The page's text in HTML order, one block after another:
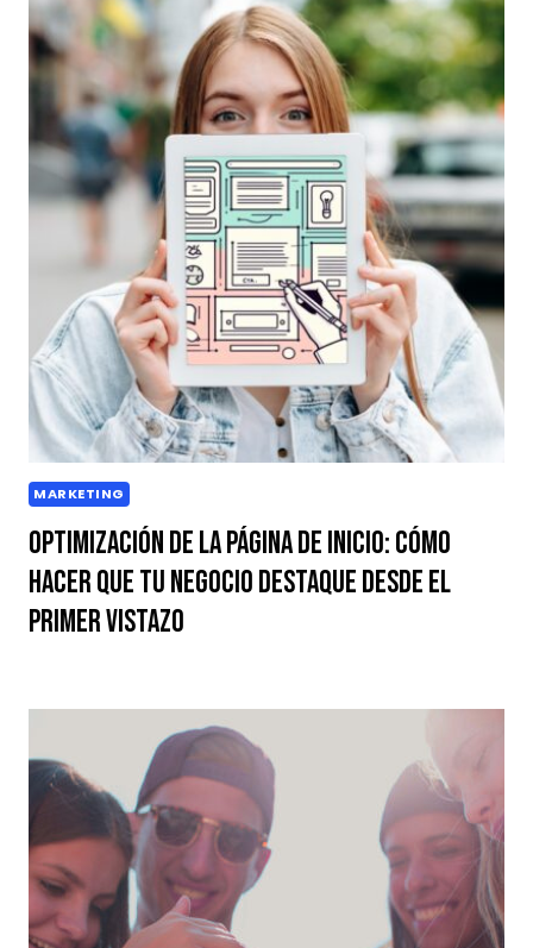
MARKETING
Optimización de la Página de Inicio: Cómo
Hacer que tu Negocio Destaque desde el
Primer Vistazo